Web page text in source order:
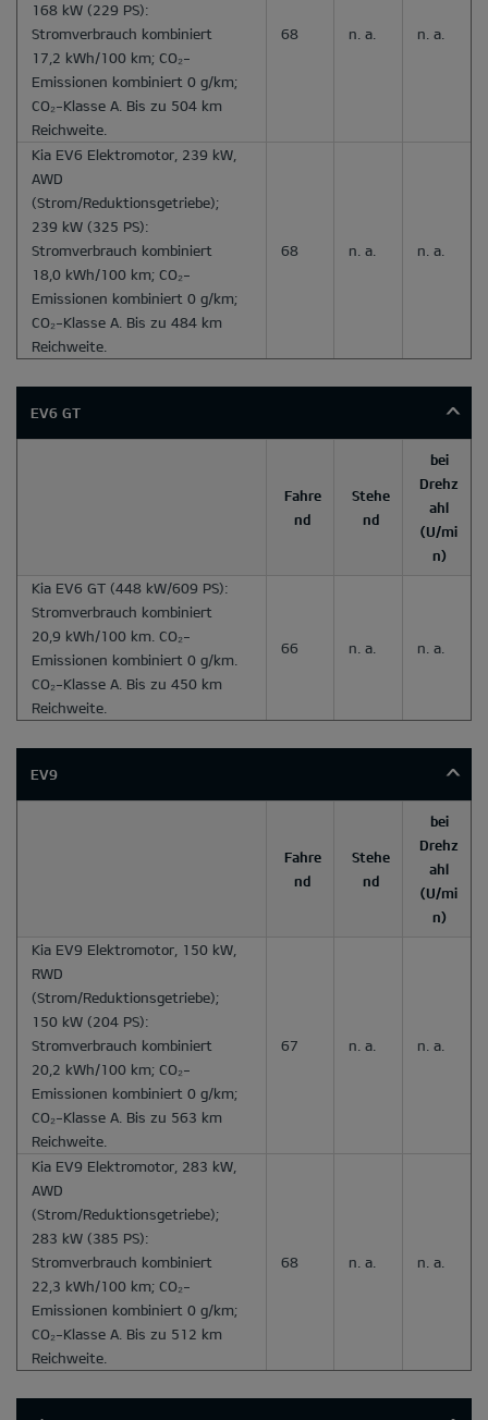
168 kW (229 PS):
Stromverbrauch kombiniert
17,2 kWh/100 km; CO₂-
Emissionen kombiniert 0 g/km;
CO₂-Klasse A. Bis zu 504 km
Reichweite.
68 n. a. n. a.
Kia EV6 Elektromotor, 239 kW,
AWD
(Strom/Reduktionsgetriebe);
239 kW (325 PS):
Stromverbrauch kombiniert
18,0 kWh/100 km; CO₂-
Emissionen kombiniert 0 g/km;
CO₂-Klasse A. Bis zu 484 km
Reichweite.
68 n. a. n. a.
EV6 GT
Fahre
nd
Stehe
nd
bei
Drehz
ahl
(U/mi
n)
Kia EV6 GT (448 kW/609 PS):
Stromverbrauch kombiniert
20,9 kWh/100 km. CO₂-
Emissionen kombiniert 0 g/km.
CO₂-Klasse A. Bis zu 450 km
Reichweite.
66 n. a. n. a.
EV9
Fahre
nd
Stehe
nd
bei
Drehz
ahl
(U/mi
n)
Kia EV9 Elektromotor, 150 kW,
RWD
(Strom/Reduktionsgetriebe);
150 kW (204 PS):
Stromverbrauch kombiniert
20,2 kWh/100 km; CO₂-
Emissionen kombiniert 0 g/km;
CO₂-Klasse A. Bis zu 563 km
Reichweite.
67 n. a. n. a.
Kia EV9 Elektromotor, 283 kW,
AWD
(Strom/Reduktionsgetriebe);
283 kW (385 PS):
Stromverbrauch kombiniert
22,3 kWh/100 km; CO₂-
Emissionen kombiniert 0 g/km;
CO₂-Klasse A. Bis zu 512 km
Reichweite.
68 n. a. n. a.